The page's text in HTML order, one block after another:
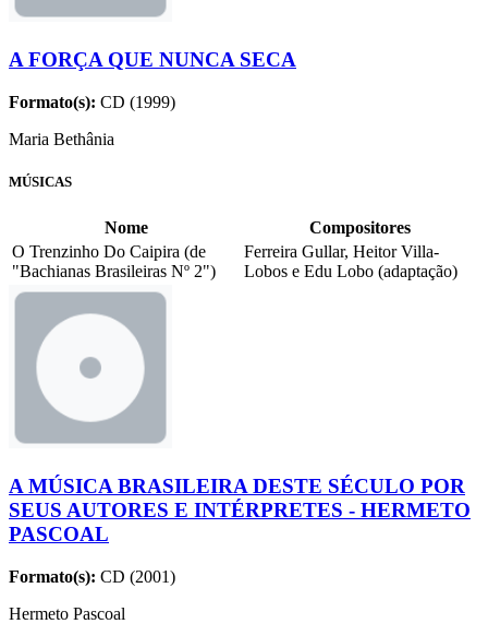
A FORÇA QUE NUNCA SECA
Formato(s): CD (1999)
Maria Bethânia
MÚSICAS
Nome
Compositores
O Trenzinho Do Caipira (de
"Bachianas Brasileiras Nº 2")
Ferreira Gullar, Heitor Villa-
Lobos e Edu Lobo (adaptação)
A MÚSICA BRASILEIRA DESTE SÉCULO POR
SEUS AUTORES E INTÉRPRETES - HERMETO
PASCOAL
Formato(s): CD (2001)
Hermeto Pascoal